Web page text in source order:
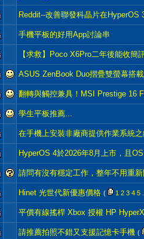
Reddit--改善聯發科晶片在HyperOS
手機平板的好用App討論串
【求救】Poco X6Pro二年後能收簡
ASUS ZenBook Duo摺疊雙螢幕搭
翻轉與觸控兼具！MSI Prestige 16
學生平板推薦...
在手機上安裝非廠商提供作業系統
HyperOS 4於2026年8月上市，且
請問有沒有穩定工作，整年不用重
Hinet 光世代新優惠價格 ( 1 2 3 4 5
平價有線搖桿 Xbox 授權 HP
請推薦拍照不錯又支援記憶卡手機 (